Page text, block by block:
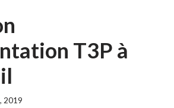
T3P à
2019